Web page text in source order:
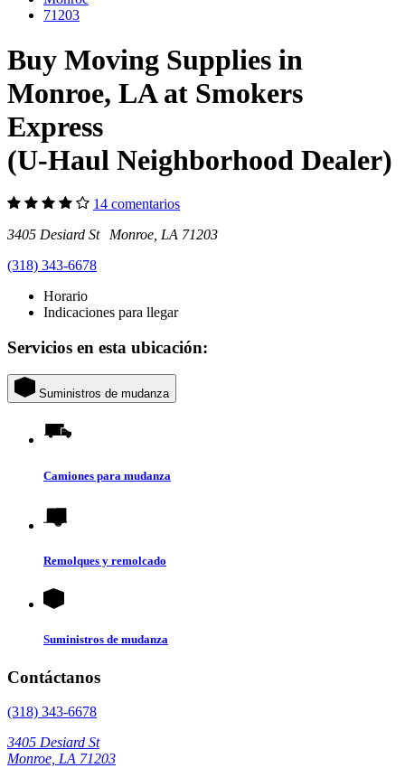
71203
Buy Moving Supplies in
Monroe, LA at Smokers
Express
(U-Haul Neighborhood Dealer)
14 comentarios
3405 Desiard St Monroe, LA 71203
(318) 343-6678
Horario
Indicaciones para llegar
Servicios en esta ubicación:
Suministros de mudanza
Camiones para mudanza
Remolques y remolcado
Suministros de mudanza
Contáctanos
(318) 343-6678
3405 Desiard St
Monroe, LA 71203